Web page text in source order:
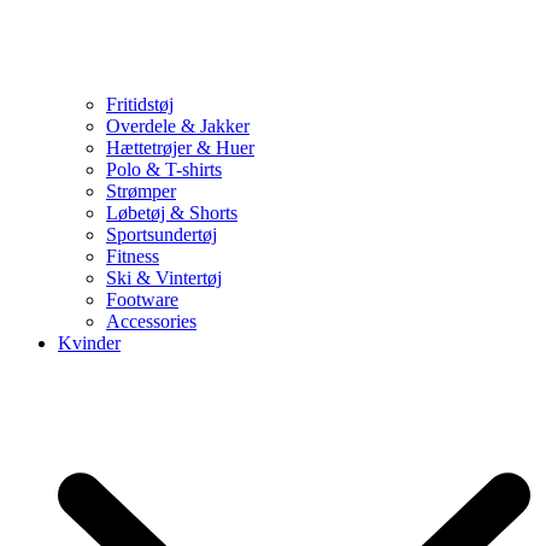
Fritidstøj
Overdele & Jakker
Hættetrøjer & Huer
Polo & T-shirts
Strømper
Løbetøj & Shorts
Sportsundertøj
Fitness
Ski & Vintertøj
Footware
Accessories
Kvinder